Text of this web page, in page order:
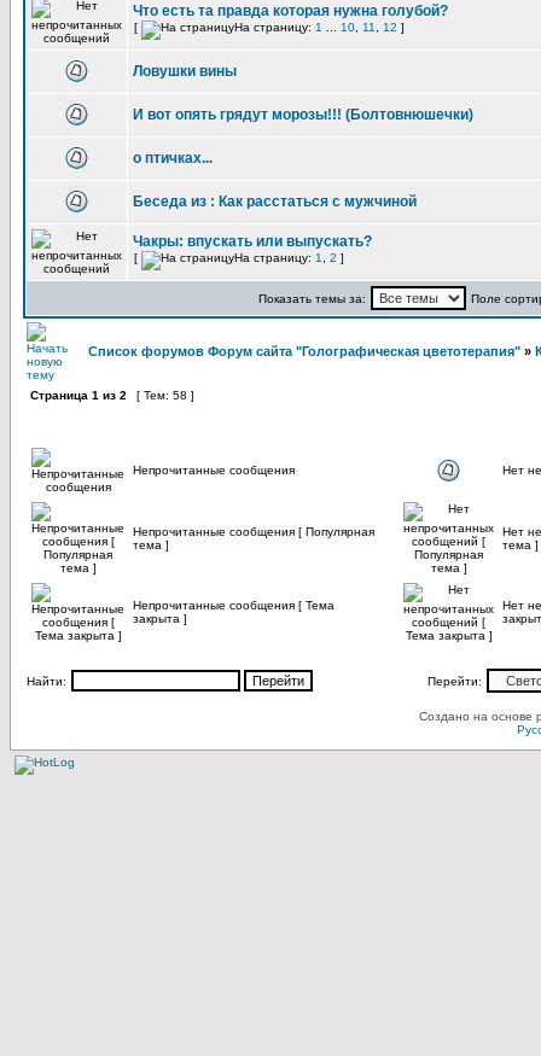
Что есть та правда которая нужна голубой?
[ На страницу: 1 10 11 12 ]
Ловушки вины
И вот опять грядут морозы!!! (Болтовнюшечки)
о птичках...
Беседа из : Как расстаться с мужчиной
Чакры: впускать или выпускать?
[ На страницу: 1 2 ]
Показать темы за: Поле
Список форумов Форум сайта "Голографическая цветотерапия" »
Страница 1 из 2 [ Тем: 58 ]
Непрочитанные сообщения Нет
Непрочитанные сообщения [ Популярная
тема ]
Нет
тема ]
Непрочитанные сообщения [ Тема
закрыта ]
Нет
Найти: Перейти:
Создано на основе